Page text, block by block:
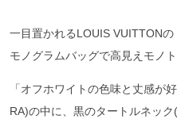
一目置かれるLOUIS VUITTONの
モノグラムバッグで高見えモノ
「オフホワイトの色味と丈感が
RA)の中に、黒のタートルネッ